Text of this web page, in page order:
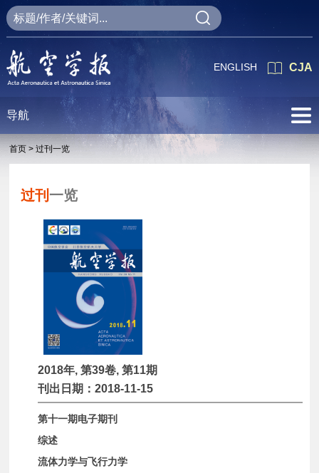
CJA
ENGLISH
导航
首页 > 过刊一览
过刊 一览
2018年, 第39卷, 第11期
刊出日期：2018-11-15
第十一期电子期刊
综述
流体力学与飞行力学